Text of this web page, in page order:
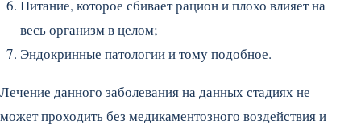
Питание, которое сбивает рацион и плохо влияет на
весь организм в целом;
Эндокринные патологии и тому подобное.
Лечение данного заболевания на данных стадиях не
может проходить без медикаментозного воздействия и